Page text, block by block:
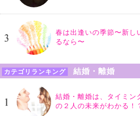
春は出逢いの季節〜新し
るなら〜
カテゴリランキング 結婚・離婚
結婚・離婚は、タイミン
の２人の未来がわかる！